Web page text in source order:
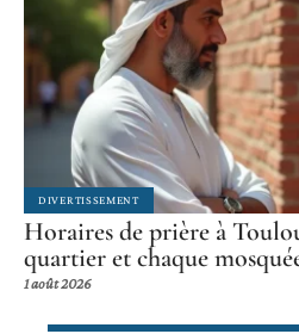
DIVERTISSEMENT
Horaires de prière à
quartier et chaque
1 août 2026